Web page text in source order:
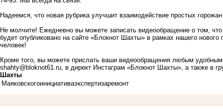
Надеемся, что новая рубрика улучшит взаимодействие простых
Не молчите! Ежедневно вы можете записать видеообращение о том,
будет опубликовано на сайте «Блокнот Шахты» в рамках нашего нового
человек!
Кроме того, вы можете прислать ваши видеообращения любым
shahty@bloknot61.ru , в директ Инстаграм «Блокнот Шахты», а также
Шахты
Маяковскогоинициативаэкспертизаремонт